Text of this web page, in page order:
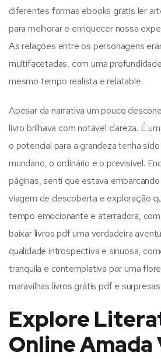
diferentes formas ebooks grátis ler
para melhorar e enriquecer nossa
As relações entre os personagens
multifacetadas, com uma
mesmo tempo realista e relatable.
Apesar da narrativa um pouco
livro brilhava com notável clareza. É
o potencial para a grandeza tenha
mundano, o ordinário e o previsível.
páginas, senti que estava
viagem de descoberta e exploração
tempo emocionante e aterradora,
baixar livros pdf uma verdadeira
qualidade introspectiva e sinuosa,
tranquila e contemplativa por uma
maravilhas livros grátis pdf e
Explore
Online Amada